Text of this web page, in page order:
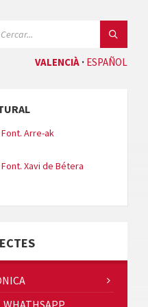
VALENCIÀ ESPAÑOL
Arre-ak
Xavi de Bétera